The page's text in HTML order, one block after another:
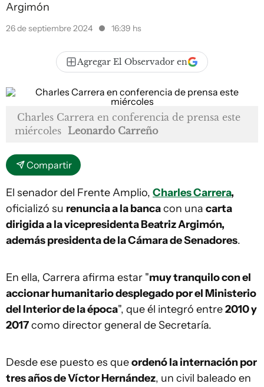
Argimón
26 de septiembre 2024 16:39 hs
Agregar El Observador en
Charles Carrera en conferencia de prensa este
miércoles Leonardo Carreño
Compartir
El senador del Frente Amplio, Charles Carrera,
oficializó su renuncia a la bancacon una carta
dirigida a la vicepresidenta Beatriz Argimón,
además presidenta de la Cámara de Senadores.
En ella, Carrera afirma estar "muy tranquilo con el
accionar humanitario desplegado por el Ministerio
del Interior de la época", que él integró entre2010 y
2017como director general de Secretaría.
Desde ese puesto es queordenó la internación por
tres años de Víctor Hernández, un civil baleado en